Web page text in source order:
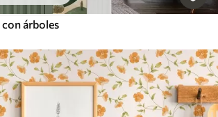
árboles